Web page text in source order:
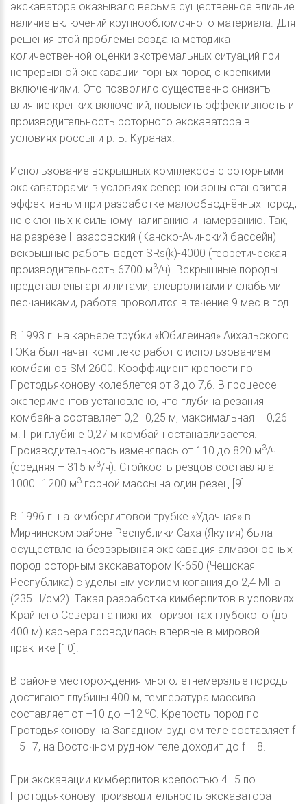
экскаватора оказывало весьма существенное влияние
наличие включений крупнообломочного материала. Для
решения этой проблемы создана методика
количественной оценки экстремальных ситуаций при
непрерывной экскавации горных пород с крепкими
включениями. Это позволило существенно снизить
влияние крепких включений, повысить эффективность и
производительность роторного экскаватора в
условиях россыпи р. Б. Куранах.
Использование вскрышных комплексов с роторными
экскаваторами в условиях северной зоны становится
эффективным при разработке малообводнённых пород,
не склонных к сильному налипанию и намерзанию. Так,
на разрезе Назаровский (Канско-Ачинский бассейн)
вскрышные работы ведёт SRs(k)-4000 (теоретическая
производительность 6700 м3/ч). Вскрышные породы
представлены аргиллитами, алевролитами и слабыми
песчаниками, работа проводится в течение 9 мес в год.
В 1993 г. на карьере трубки «Юбилейная» Айхальского
ГОКа был начат комплекс работ с использованием
комбайнов SM 2600. Коэффициент крепости по
Протодьяконову колеблется от 3 до 7,6. В процессе
экспериментов установлено, что глубина резания
комбайна составляет 0,2–0,25 м, максимальная – 0,26
м. При глубине 0,27 м комбайн останавливается.
Производительность изменялась от 110 до 820 м3/ч
(средняя – 315 м3/ч). Стойкость резцов составляла
1000–1200 м3 горной массы на один резец [9].
В 1996 г. на кимберлитовой трубке «Удачная» в
Мирнинском районе Республики Саха (Якутия) была
осуществлена безвзрывная экскавация алмазоносных
пород роторным экскаватором К-650 (Чешская
Республика) с удельным усилием копания до 2,4 МПа
(235 Н/см2). Такая разработка кимберлитов в условиях
Крайнего Севера на нижних горизонтах глубокого (до
400 м) карьера проводилась впервые в мировой
практике [10].
В районе месторождения многолетнемерзлые породы
достигают глубины 400 м, температура массива
составляет от –10 до –12 оС. Крепость пород по
Протодьяконову на Западном рудном теле составляет f
= 5–7, на Восточном рудном теле доходит до f = 8.
При экскавации кимберлитов крепостью 4–5 по
Протодьяконову производительность экскаватора